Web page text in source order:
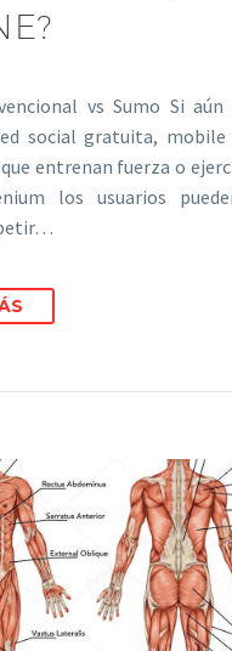
vs Sumo Si
social gratuita, mobile
entrenan fuerza o
los usuarios